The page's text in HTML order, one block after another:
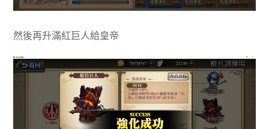
然後再升滿紅巨人給皇帝